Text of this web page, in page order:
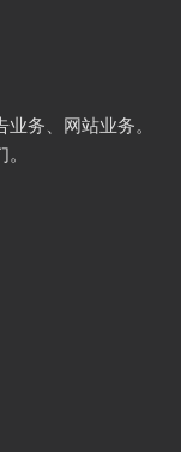
务、网站业务。